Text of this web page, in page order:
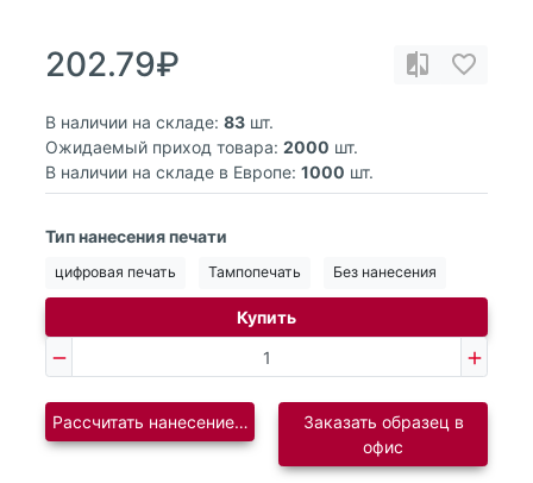
202.79₽
В наличии на складе: 83 шт.
Ожидаемый приход товара: 2000 шт.
В наличии на складе в Европе: 1000 шт.
Тип нанесения печати
цифровая печать Тампопечать Без нанесения
Купить
Рассчитать нанесение логотипаЗаказать образец в
офис